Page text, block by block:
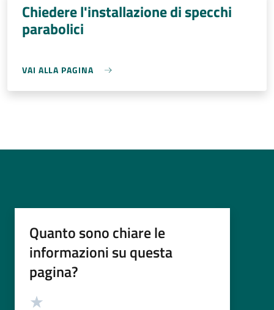
Chiedere l'installazione di specchi
parabolici
VAI ALLA PAGINA
Quanto sono chiare le
informazioni su questa
pagina?
Valutazione